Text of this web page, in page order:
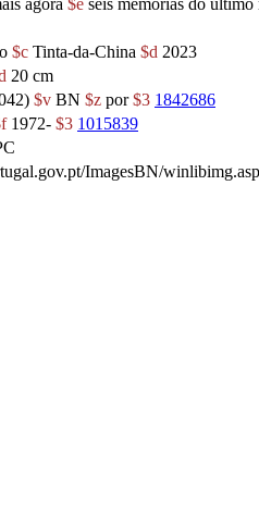
agora $e seis memórias do
$c Tinta-da-China $d 2023
20 cm
$v BN $z por$3 1842686
1972- $3 1015839
ImagesBN/